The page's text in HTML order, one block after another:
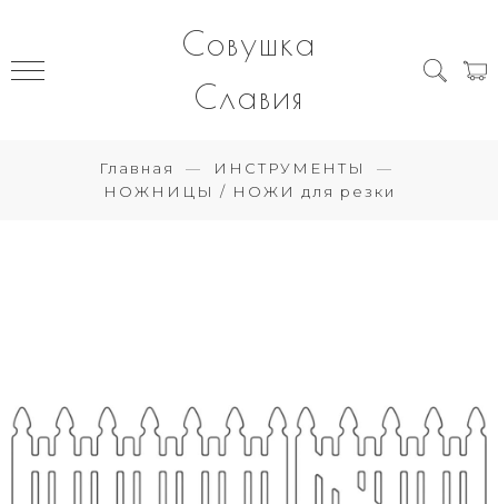
Совушка
Славия
Главная
ИНСТРУМЕНТЫ
НОЖНИЦЫ / НОЖИ для резки